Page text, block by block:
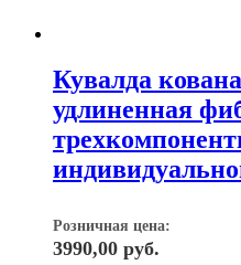
Кувалда
удлиненная
Розничная цена:
3990,00 руб.